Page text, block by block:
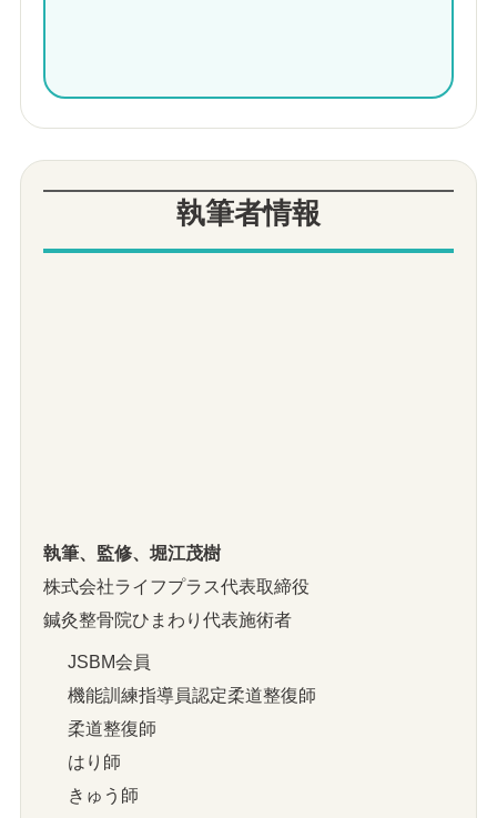
執筆者情報
執筆、監修、堀江茂樹
株式会社ライフプラス代表取締役
鍼灸整骨院ひまわり代表施術者
JSBM会員
機能訓練指導員認定柔道整復師
柔道整復師
はり師
きゅう師